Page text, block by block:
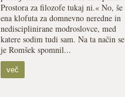
Prostora za filozofe tukaj ni.« No, še
ena klofuta za domnevno neredne in
nedisciplinirane modroslovce, med
katere sodim tudi sam. Na ta način se
je Romšek spomnil...
več